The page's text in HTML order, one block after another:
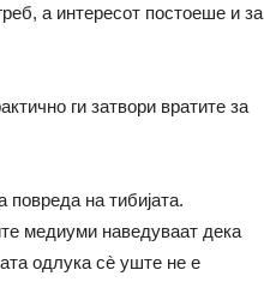
а интересот постоеше и за
ги затвори вратите за
на тибијата.
медиуми наведуваат дека
одлука сè уште не е